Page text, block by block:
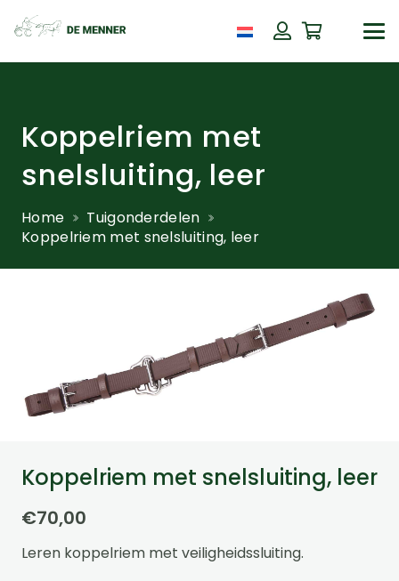
Koppelriem met
snelsluiting, leer
Home
Tuigonderdelen
Koppelriem met snelsluiting, leer
Koppelriem met snelsluiting, leer
€70,00
Leren koppelriem met veiligheidssluiting.